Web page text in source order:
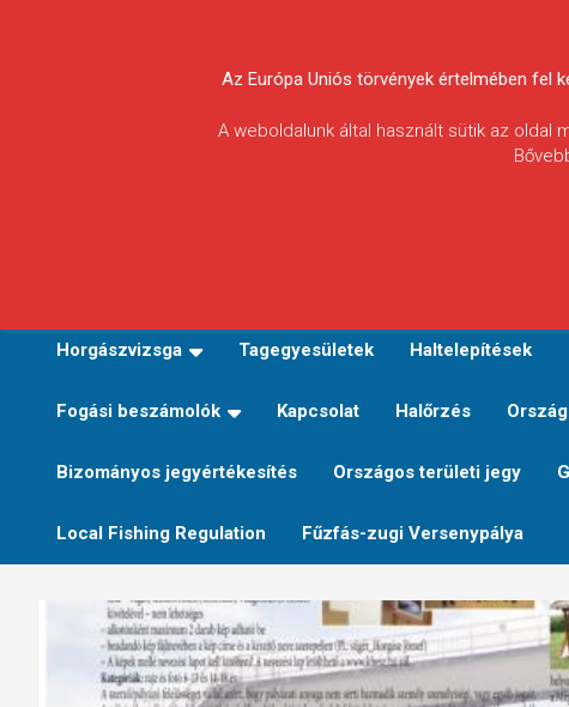
Körösvidéki Horgász
Egyesületek
Horgászvizsga Tagegyesületek Haltelepítések
Fogási beszámolók Kapcsolat Halőrzés
Bizományos jegyértékesítés Országos területi jegy
Local Fishing Regulation Fűzfás-zugi Versenypálya
Az Európa Uniós törvények értelmében fel
A weboldalunk által használt sütik az oldal